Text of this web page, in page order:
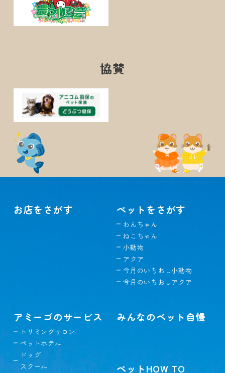
協賛
お店をさがす ペットをさがす
わんちゃん
ねこちゃん
小動物
アクア
今月のいちおし小動物
今月のいちおしアクア
アミーゴのサービス
トリミングサロン
ペットホテル
ドッグ
スクール
みんなのペット自慢
ペットHOW TO